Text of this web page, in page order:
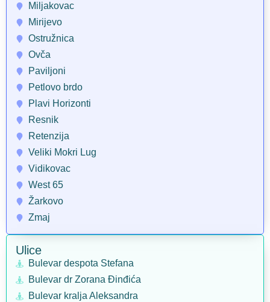
Miljakovac
Mirijevo
Ostružnica
Ovča
Paviljoni
Petlovo brdo
Plavi Horizonti
Resnik
Retenzija
Veliki Mokri Lug
Vidikovac
West 65
Žarkovo
Zmaj
Ulice
Bulevar despota Stefana
Bulevar dr Zorana Đinđića
Bulevar kralja Aleksandra